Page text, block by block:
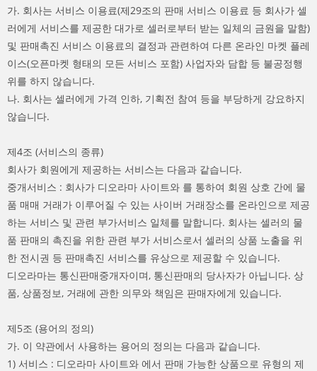
가. 회사는 서비스 이용료(제29조의 판매 서비스 이용료 등 회사가 셀
러에게 서비스를 제공한 대가로 셀러로부터 받는 일체의 금원을 말함)
및 판매촉진 서비스 이용료의 결정과 관련하여 다른 온라인 마켓 플레
이스(오픈마켓 형태의 모든 서비스 포함) 사업자와 담합 등 불공정행
위를 하지 않습니다.
나. 회사는 셀러에게 가격 인하, 기획전 참여 등을 부당하게 강요하지
않습니다.
제4조 (서비스의 종류)
회사가 회원에게 제공하는 서비스는 다음과 같습니다.
중개서비스 : 회사가 디오라마 사이트와 를 통하여 회원 상호 간에 물
품 매매 거래가 이루어질 수 있는 사이버 거래장소를 온라인으로 제공
하는 서비스 및 관련 부가서비스 일체를 말합니다. 회사는 셀러의 물
품 판매의 촉진을 위한 관련 부가 서비스로서 셀러의 상품 노출을 위
한 전시권 등 판매촉진 서비스를 유상으로 제공할 수 있습니다.
디오라마는 통신판매중개자이며, 통신판매의 당사자가 아닙니다. 상
품, 상품정보, 거래에 관한 의무와 책임은 판매자에게 있습니다.
제5조 (용어의 정의)
가. 이 약관에서 사용하는 용어의 정의는 다음과 같습니다.
1) 서비스 : 디오라마 사이트와 에서 판매 가능한 상품으로 유형의 제